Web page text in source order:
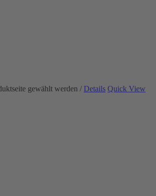
gewählt werden / Details Quick View